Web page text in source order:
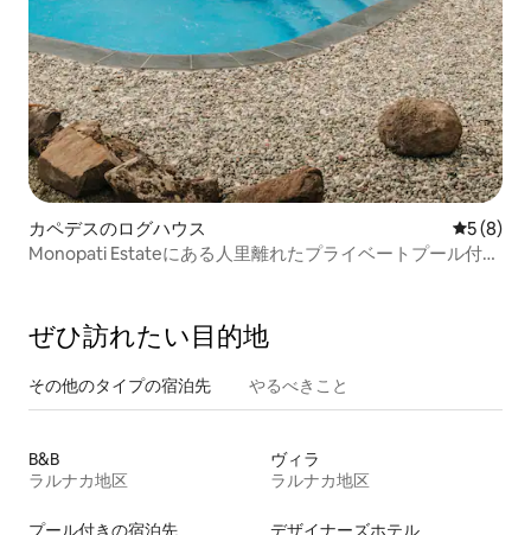
カペデスのログハウス レビュー
5 (8)
Monopati Estateにある人里離れたプライベートプール付き
ぜひ訪⁠れ⁠た⁠い目⁠的⁠地
その他のタ⁠イ⁠プ⁠の宿⁠泊⁠先 やるべきこと
B&B
ラルナカ地区
ヴィラ
ラルナカ地区
プール付きの宿泊先 デザイナーズホテル